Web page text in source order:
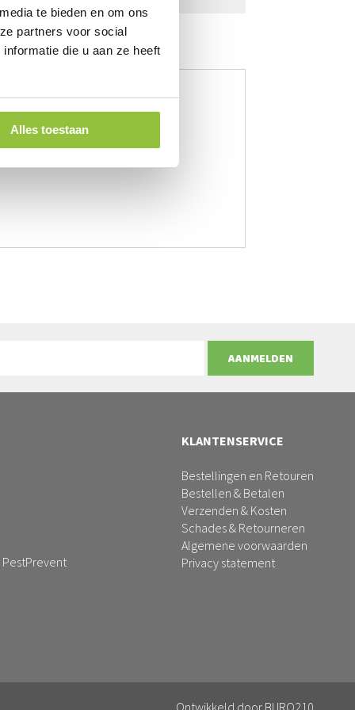
te bieden en om ons
partners voor social
die u aan ze heeft
Alles toestaan
AANMELDEN
KLANTENSERVICE
Bestellingen en Retouren
Bestellen & Betalen
Verzenden & Kosten
Schades & Retourneren
Algemene voorwaarden
Privacy statement
Ontwikkeld door BURO210